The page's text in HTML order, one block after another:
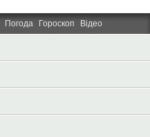
Погода Гороскоп Відео